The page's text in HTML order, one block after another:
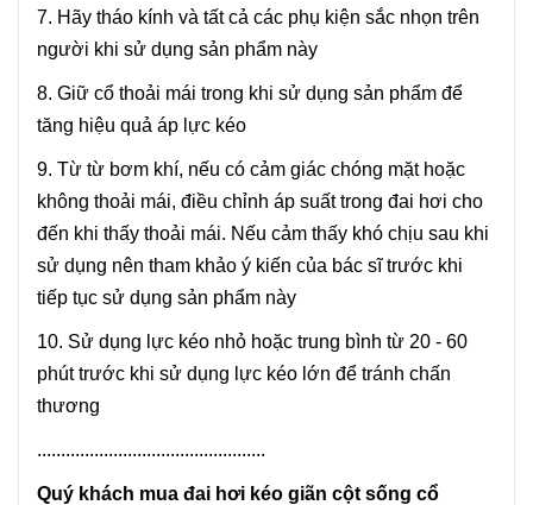
7. Hãy tháo kính và tất cả các phụ kiện sắc nhọn trên
người khi sử dụng sản phẩm này
8. Giữ cổ thoải mái trong khi sử dụng sản phẩm để
tăng hiệu quả áp lực kéo
9. Từ từ bơm khí, nếu có cảm giác chóng mặt hoặc
không thoải mái, điều chỉnh áp suất trong đai hơi cho
đến khi thấy thoải mái. Nếu cảm thấy khó chịu sau khi
sử dụng nên tham khảo ý kiến của bác sĩ trước khi
tiếp tục sử dụng sản phẩm này
10. Sử dụng lực kéo nhỏ hoặc trung bình từ 20 - 60
phút trước khi sử dụng lực kéo lớn để tránh chấn
thương
................................................
Quý khách mua đai hơi kéo giãn cột sống cổ